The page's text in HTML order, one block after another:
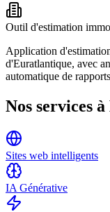
Outil d'estimation
Application
d'Euratlantique, avec
automatique de
Nos services à
Sites web intelligents
IA Générative